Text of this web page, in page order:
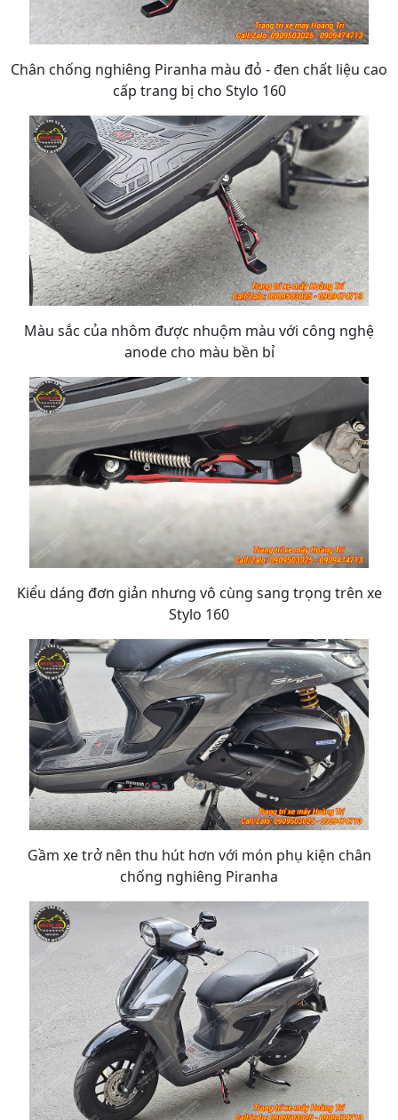
Chân chống nghiêng Piranha màu đỏ - đen chất liệu cao
cấp trang bị cho Stylo 160
Màu sắc của nhôm được nhuộm màu với công nghệ
anode cho màu bền bỉ
Kiểu dáng đơn giản nhưng vô cùng sang trọng trên xe
Stylo 160
Gầm xe trở nên thu hút hơn với món phụ kiện chân
chống nghiêng Piranha